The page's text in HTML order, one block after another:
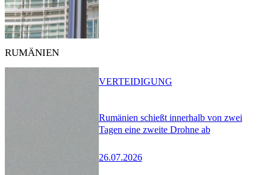
RUMÄNIEN
Rumänien schießt innerhalb von zwei
Tagen eine zweite Drohne ab
26.07.2026
VERTEIDIGUNG